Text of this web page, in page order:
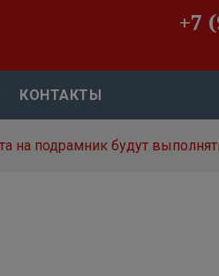
+7
КОНТАКТЫ
на подрамник будут